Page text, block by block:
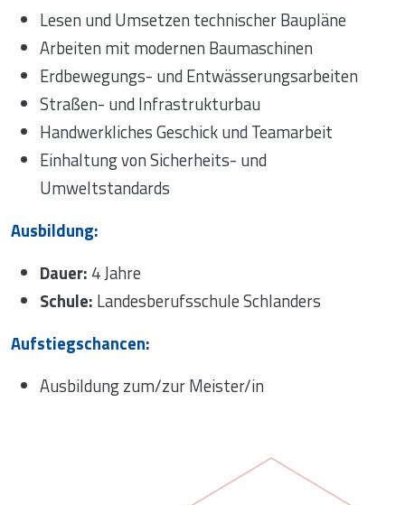
Lesen und Umsetzen technischer Baupläne
Arbeiten mit modernen Baumaschinen
Erdbewegungs- und Entwässerungsarbeiten
Straßen- und Infrastrukturbau
Handwerkliches Geschick und Teamarbeit
Einhaltung von Sicherheits- und
Umweltstandards
Ausbildung:
Dauer: 4 Jahre
Schule: Landesberufsschule Schlanders
Aufstiegschancen:
Ausbildung zum/zur Meister/in